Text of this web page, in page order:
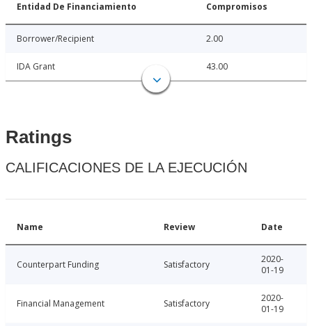
Entidad De Financiamiento Compromisos
Borrower/Recipient 2.00
IDA Grant 43.00
Ratings
CALIFICACIONES DE LA EJECUCIÓN
Name Review Date
Counterpart Funding Satisfactory
2020-
01-19
Financial Management Satisfactory
2020-
01-19